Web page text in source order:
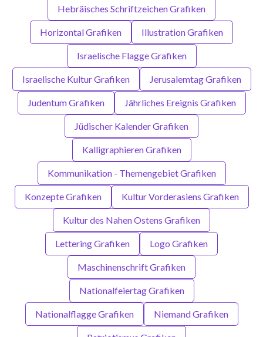
Hebräisches Schriftzeichen Grafiken
Horizontal Grafiken Illustration Grafiken
Israelische Flagge Grafiken
Israelische Kultur Grafiken Jerusalemtag Grafiken
Judentum Grafiken Jährliches Ereignis Grafiken
Jüdischer Kalender Grafiken
Kalligraphieren Grafiken
Kommunikation - Themengebiet Grafiken
Konzepte Grafiken Kultur Vorderasiens Grafiken
Kultur des Nahen Ostens Grafiken
Lettering Grafiken Logo Grafiken
Maschinenschrift Grafiken
Nationalfeiertag Grafiken
Nationalflagge Grafiken Niemand Grafiken